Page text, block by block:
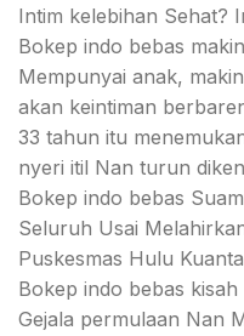
Intim kelebihan Sehat?
Bokep indo bebas
Mempunyai anak,
akan keintiman
33 tahun itu
nyeri itil Nan turun
Bokep indo bebas
Seluruh Usai
Puskesmas Hulu
Bokep indo bebas
Gejala permulaan Nan